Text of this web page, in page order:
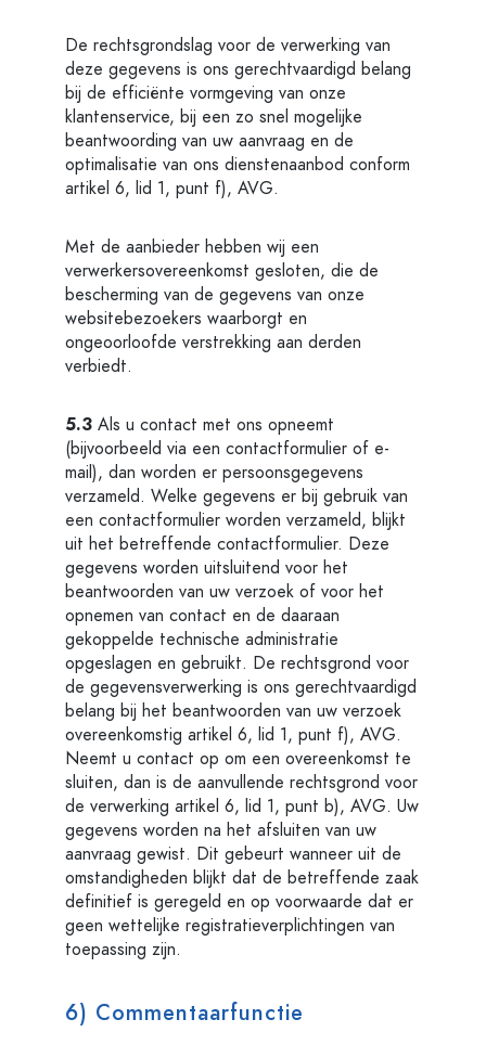
De rechtsgrondslag voor de verwerking van
deze gegevens is ons gerechtvaardigd belang
bij de efficiënte vormgeving van onze
klantenservice, bij een zo snel mogelijke
beantwoording van uw aanvraag en de
optimalisatie van ons dienstenaanbod conform
artikel 6, lid 1, punt f), AVG.
Met de aanbieder hebben wij een
verwerkersovereenkomst gesloten, die de
bescherming van de gegevens van onze
websitebezoekers waarborgt en
ongeoorloofde verstrekking aan derden
verbiedt.
5.3 Als u contact met ons opneemt
(bijvoorbeeld via een contactformulier of e-
mail), dan worden er persoonsgegevens
verzameld. Welke gegevens er bij gebruik van
een contactformulier worden verzameld, blijkt
uit het betreffende contactformulier. Deze
gegevens worden uitsluitend voor het
beantwoorden van uw verzoek of voor het
opnemen van contact en de daaraan
gekoppelde technische administratie
opgeslagen en gebruikt. De rechtsgrond voor
de gegevensverwerking is ons gerechtvaardigd
belang bij het beantwoorden van uw verzoek
overeenkomstig artikel 6, lid 1, punt f), AVG.
Neemt u contact op om een overeenkomst te
sluiten, dan is de aanvullende rechtsgrond voor
de verwerking artikel 6, lid 1, punt b), AVG. Uw
gegevens worden na het afsluiten van uw
aanvraag gewist. Dit gebeurt wanneer uit de
omstandigheden blijkt dat de betreffende zaak
definitief is geregeld en op voorwaarde dat er
geen wettelijke registratieverplichtingen van
toepassing zijn.
6) Commentaarfunctie